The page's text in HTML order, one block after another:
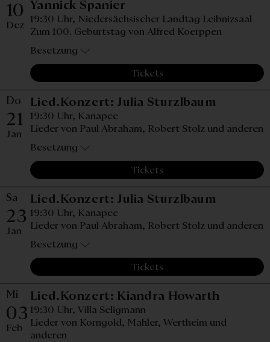
10
Dez
Yannick Spanier Donnerstag, 10.
19:30 Uhr, Niedersächsischer Landtag Leibnizsaal
Zum 100. Geburtstag von Alfred Koerppen
Besetzung
Tickets
Do
21
Jan
Lied.Konzert: Julia Sturzlbaum
19:30 Uhr, Kanapee
Lieder von Paul Abraham, Robert Stolz und anderen
Besetzung
Tickets
Sa
23
Jan
Lied.Konzert: Julia Sturzlbaum
19:30 Uhr, Kanapee
Lieder von Paul Abraham, Robert Stolz und anderen
Besetzung
Tickets
Mi
03
Feb
Lied.Konzert: Kiandra Howarth
19:30 Uhr, Villa Seligmann
Lieder von Korngold, Mahler, Wertheim und
anderen